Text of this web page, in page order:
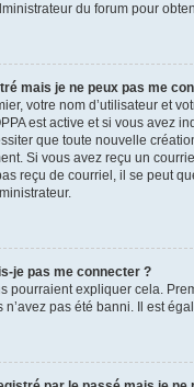
du forum pour
mais je ne peux pas me
votre nom d’utilisateur et
est active et si vous avez
que toute nouvelle
Si vous avez reçu un
reçu de courriel, il se peut
je pas me connecter ?
pourraient expliquer cela.
n’avez pas été banni. Il est